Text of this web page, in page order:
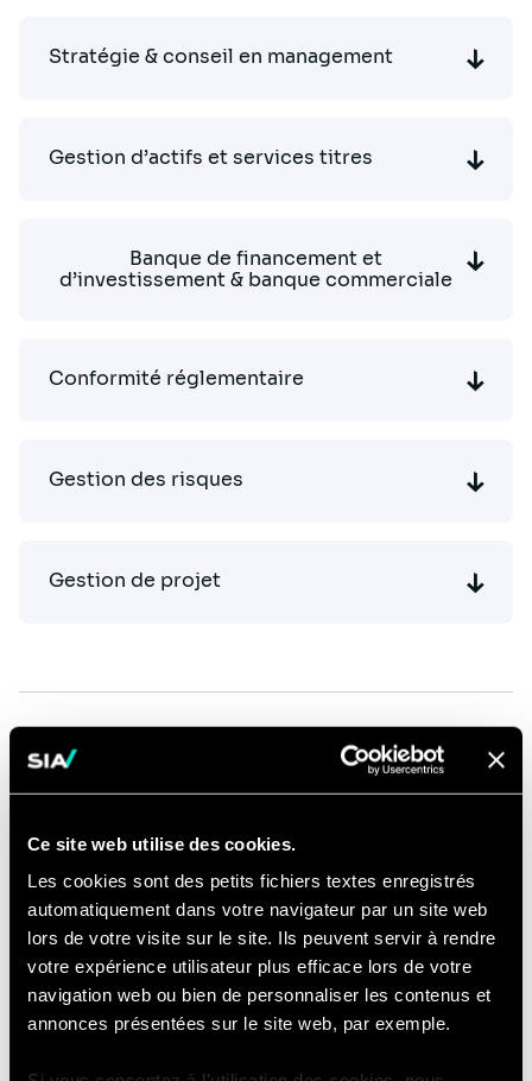
Ce site web utilise des cookies.
Les cookies sont des petits fichiers textes enregistrés
automatiquement dans votre navigateur par un site web
lors de votre visite sur le site. Ils peuvent servir à rendre
votre expérience utilisateur plus efficace lors de votre
navigation web ou bien de personnaliser les contenus et
annonces présentées sur le site web, par exemple.
Stratégie & conseil en management
Gestion d’actifs et services titres
Banque de financement et
d’investissement & banque commerciale
Conformité réglementaire
Gestion des risques
Gestion de projet
Découvrez notre équipe
Jean Trzcinski
Managing Partner | Bruxelles
Email
Click
the
card
to
see
the
full
profile